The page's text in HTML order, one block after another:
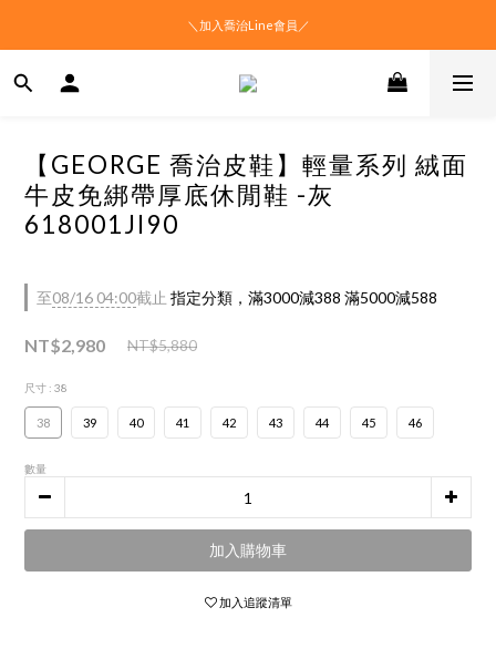
＼加入喬治Line會員／
【GEORGE 喬治皮鞋】輕量系列 絨面
牛皮免綁帶厚底休閒鞋 -灰
618001JI90
至08/16 04:00截止 指定分類，滿3000減388 滿5000減588
NT$2,980 NT$5,880
尺寸 : 38
38 39 40 41 42 43 44 45 46
數量
加入購物車
加入追蹤清單